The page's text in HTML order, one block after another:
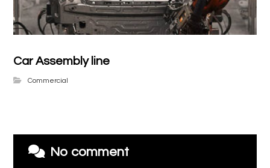
Car Assembly line
Commercial
No comment